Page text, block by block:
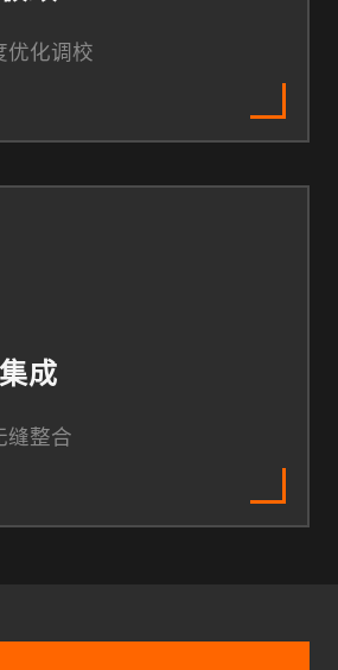
优化调校
成
缝整合